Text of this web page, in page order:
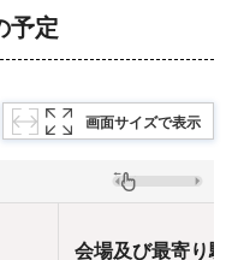
予定
画面サイズで表示
会場及び最寄り駅